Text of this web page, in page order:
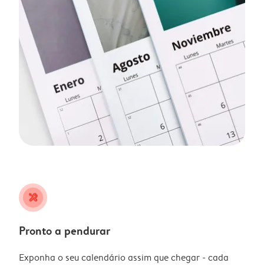
tools
Pronto a pendurar
Exponha o seu calendário assim que chegar - cada